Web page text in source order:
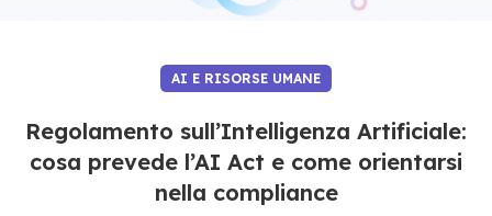
AI E RISORSE UMANE
Regolamento sull’Intelligenza Artificiale:
cosa prevede l’AI Act e come orientarsi
nella compliance